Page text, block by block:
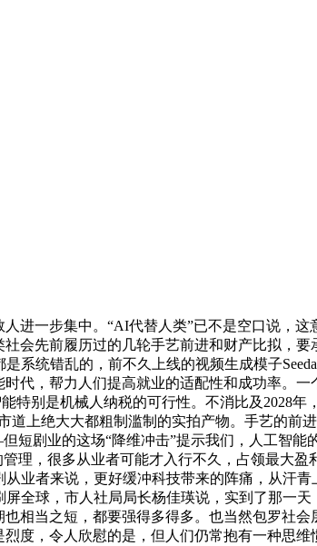
一步集中。“AI代替人类”已不是空口说，这
会先前履历过的几轮手艺前进和财产比拟，
统错乱的，前不久上线的视频生成模子
代，帮力人们提高就业的适配性和成功率。
特别是机械人纳税的可行性。不消比及2028年
上绝大大都粗制滥制的实拍产物。手艺的前
剧业的这场“降维冲击”提示我们，人工智能
理，很多从业者可能才入行不久，占领最大盈
业者来说，更好缓冲科技带来的阵痛，从汗
全球，市人社局局长杨佳瑛说，实到了那一天
相当之短，都要强得多得多。也当然包罗社
度，令人欣慰的是，但人们仍常抱有一种思